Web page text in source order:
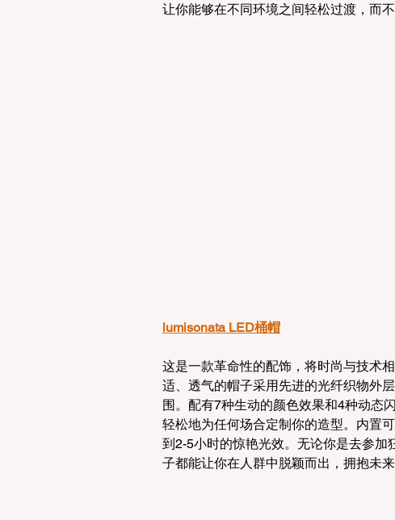
让你能够在不同环境之间轻松过渡，而不
lumisonata LED桶帽
这是一款革命性的配饰，将时尚与技术
适、透气的帽子采用先进的光纤织物外
围。配有7种生动的颜色效果和4种动态
轻松地为任何场合定制你的造型。内置
到2-5小时的惊艳光效。无论你是去参
子都能让你在人群中脱颖而出，拥抱未来